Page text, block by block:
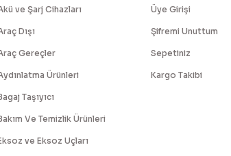
ve Şarj Cihazları
Dışı
Gereçler
Ürünleri
Taşıyıcı
Ve Temizlik Ürünleri
ve Eksoz Uçları
Üye Girişi
Şifremi Unuttum
Sepetiniz
Kargo Takibi